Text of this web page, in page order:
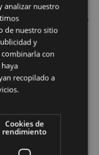
hinchables, toro
Amaña-Urko-
los niños y niñas,
de tocineta.
por la
SPANISH
analizar nuestro
de nuestro sitio
y
con
recopilado a
Cookies de
rendimiento